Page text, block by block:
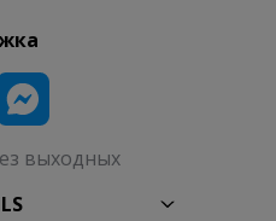
выходных